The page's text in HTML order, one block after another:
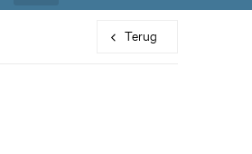
Terug